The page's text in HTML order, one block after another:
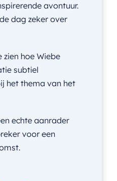
avontuur.
dag zeker over
zien hoe Wiebe
subtiel
het thema van het
echte aanrader
voor een